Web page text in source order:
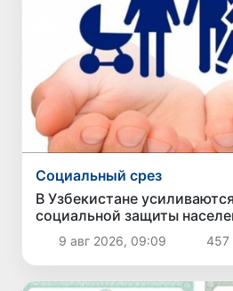
Социальный срез
В Узбекистане
социальной защиты
9 авг 2026, 09:09 457